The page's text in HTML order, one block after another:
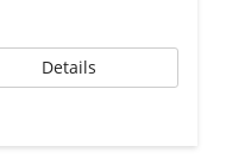
Details